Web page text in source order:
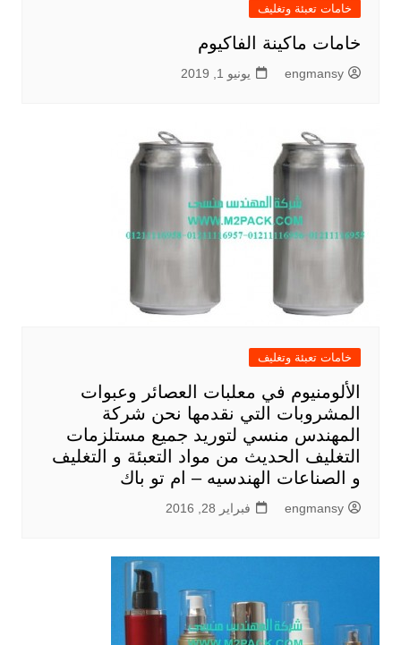
خامات تعبئة وتغليف
خامات ماكينة الفاكيوم
engmansy يونيو 1, 2019
خامات تعبئة وتغليف
الألومنيوم في معلبات العصائر وعبوات
المشروبات التي نقدمها نحن شركة
المهندس منسي لتوريد جميع مستلزمات
التغليف الحديث من مواد التعبئة و التغليف
و الصناعات الهندسيه – ام تو باك
engmansy فبراير 28, 2016